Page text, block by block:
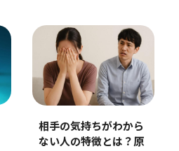
相手の気持ちがわから
ない人の特徴とは？原